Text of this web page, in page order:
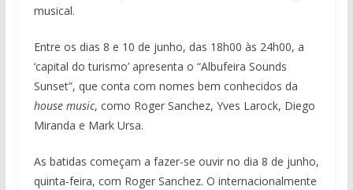
musical.
Entre os dias 8 e 10 de junho, das 18h00 às 24h00, a
‘capital do turismo’ apresenta o “Albufeira Sounds
Sunset”, que conta com nomes bem conhecidos da
house music, como Roger Sanchez, Yves Larock, Diego
Miranda e Mark Ursa.
As batidas começam a fazer-se ouvir no dia 8 de junho,
quinta-feira, com Roger Sanchez. O internacionalmente